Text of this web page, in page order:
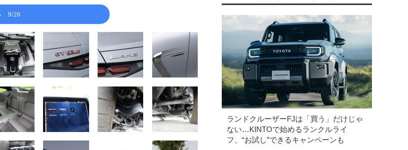
9/26
ランドクルーザーFJは「買う」だけじゃ
ない…KINTOで始めるランクルライ
フ、“お試し”できるキャンペーンも